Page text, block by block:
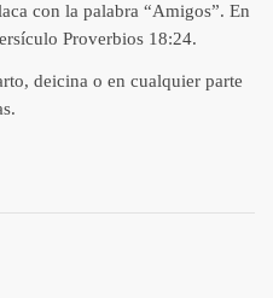
con la palabra “Amigos”. En
Proverbios 18:24.
deicina o en cualquier parte